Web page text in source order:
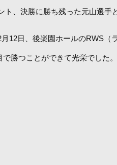
決勝に勝ち残った元山選手
日、後楽園ホールのRWS（
つことができて光栄でした